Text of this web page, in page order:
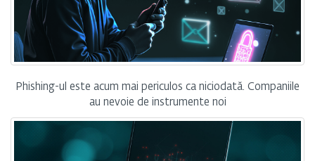
Phishing-ul este acum mai periculos ca niciodată. Companiile
au nevoie de instrumente noi